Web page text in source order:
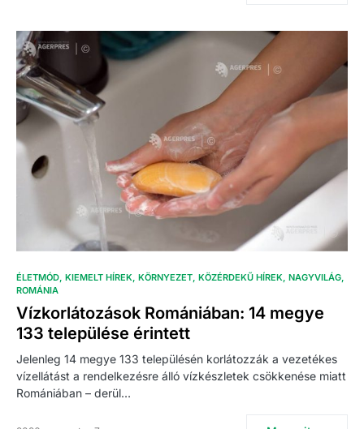
ÉLETMÓD KIEMELT HÍREK KÖRNYEZET KÖZÉRDEKŰ HÍREK NAGYVILÁG
ROMÁNIA
Vízkorlátozások Romániában: 14 megye
133 települése érintett
Jelenleg 14 megye 133 településén korlátozzák a vezetékes
vízellátást a rendelkezésre álló vízkészletek csökkenése miatt
Romániában – derül…